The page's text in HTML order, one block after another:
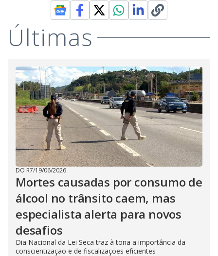
Últimas
DO R7/19/06/2026
Mortes causadas por consumo de
álcool no trânsito caem, mas
especialista alerta para novos
desafios
Dia Nacional da Lei Seca traz à tona a importância da
conscientização e de fiscalizações eficientes